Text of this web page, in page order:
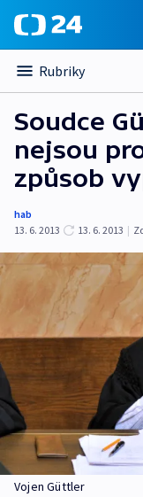
Rubriky
Soudce
nejsou
způsob
hab
13. 6. 2013
13. 6. 2013 |
Vojen Güttler